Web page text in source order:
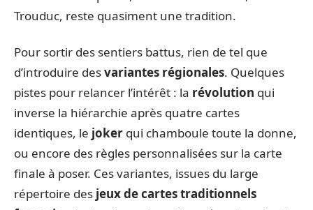
Trouduc, reste quasiment une tradition.
Pour sortir des sentiers battus, rien de tel que
d’introduire desvariantes régionales. Quelques
pistes pour relancer l’intérêt : la révolution qui
inverse la hiérarchie après quatre cartes
identiques, le joker qui chamboule toute la donne,
ou encore des règles personnalisées sur la carte
finale à poser. Ces variantes, issues du large
répertoire des jeux de cartes traditionnels